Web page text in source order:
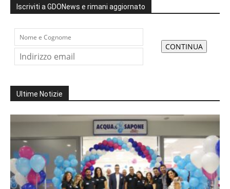
Iscriviti a GDONews e rimani aggiornato
Ultime Notizie